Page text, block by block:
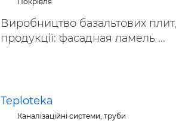
Виробництво базальтових
продукції: фасадная ламель ...
Teploteka
Каналізаційні системи, труби